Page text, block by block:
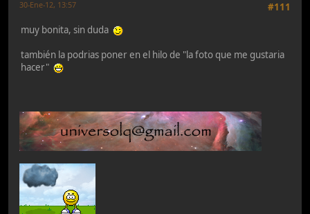
#111
30-Ene-12, 13:57
muy bonita, sin duda
también la podrias poner en el hilo de "la foto que me gustaria
hacer"